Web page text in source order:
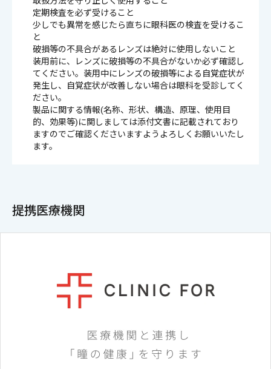
定期検査を必ず受けること
少しでも異常を感じたら直ちに眼科医の検査を受けるこ
と
破損等の不具合があるレンズは絶対に使用しないこと
装用前に、レンズに破損等の不具合がないか必ず確認し
てください。装用中にレンズの破損等による自覚症状が
発生し、自覚症状が改善しない場合は眼科を受診してく
ださい。
製品に関する情報(名称、形状、構造、原理、使用目
的、効果等)に関しましては添付文書に記載されており
ますのでご確認くださいますようよろしくお願いいたし
ます。
提携医療機関